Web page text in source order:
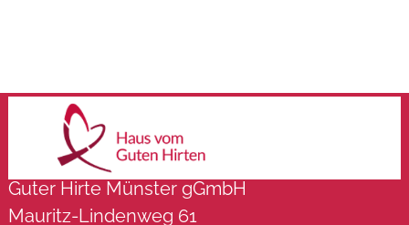
Guter Hirte Münster gGmbH
Mauritz-Lindenweg 61